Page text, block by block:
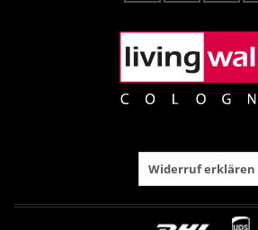
Widerruf erklären